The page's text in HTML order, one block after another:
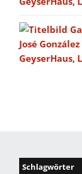
José
GeyserHaus,
Schlagwörter